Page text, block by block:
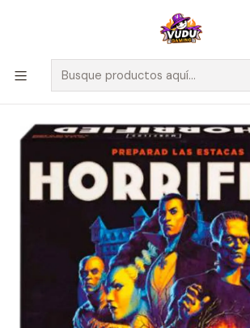
🚀 ¡Despachamos a todo Chile! Envío GRATIS a
$100.000 y a RM sobre $35.000
Inicio Juegos de Mesa Editorial
HORRIFIED - Español